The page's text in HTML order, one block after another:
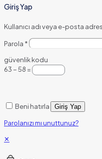
Giriş Yap
Kullanıcı adı veya e-posta
Parola *
güvenlik kodu
63 − 58 =
Beni hatırla Giriş Yap
Parolanızı mı unuttunuz?
✕